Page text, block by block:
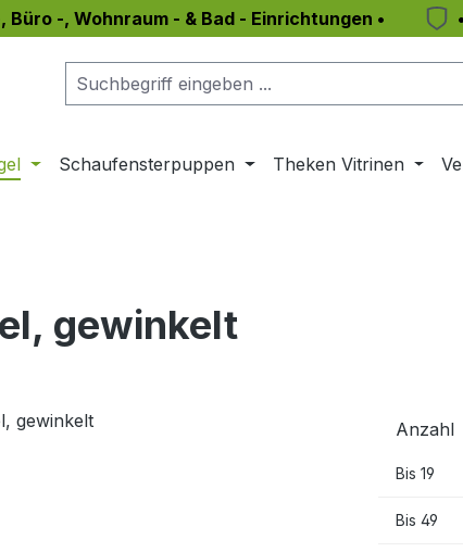
Büro -, Wohnraum - & Bad - Einrichtungen •
Schaufensterpuppen Theken Vitrinen
gewinkelt
Anzahl
Bis 19
Bis 49